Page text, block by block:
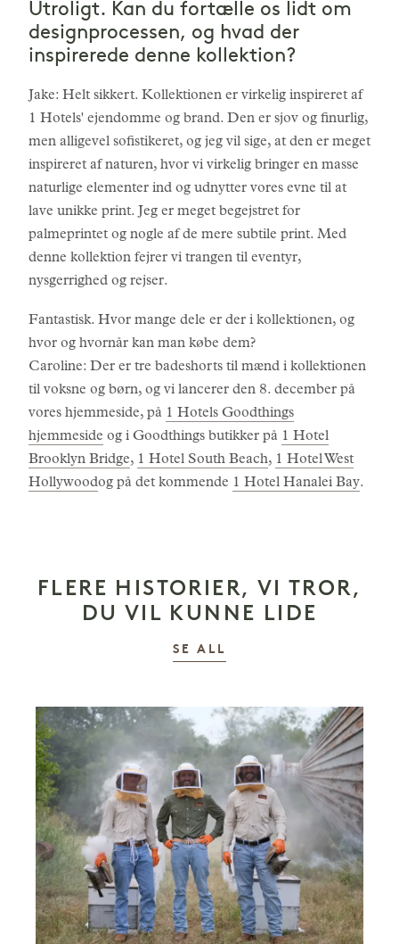
Utroligt. Kan du fortælle os lidt om
designprocessen, og hvad der
inspirerede denne kollektion?
Jake: Helt sikkert. Kollektionen er virkelig inspireret af
1 Hotels' ejendomme og brand. Den er sjov og finurlig,
men alligevel sofistikeret, og jeg vil sige, at den er meget
inspireret af naturen, hvor vi virkelig bringer en masse
naturlige elementer ind og udnytter vores evne til at
lave unikke print. Jeg er meget begejstret for
palmeprintet og nogle af de mere subtile print. Med
denne kollektion fejrer vi trangen til eventyr,
nysgerrighed og rejser.
Fantastisk. Hvor mange dele er der i kollektionen, og
hvor og hvornår kan man købe dem?
Caroline: Der er tre badeshorts til mænd i kollektionen
til voksne og børn, og vi lancerer den 8. december på
vores hjemmeside, på 1 Hotels Goodthings
hjemmeside og i Goodthings butikker på 1 Hotel
Brooklyn Bridge, 1 Hotel South Beach, 1 Hotel West
Hollywoodog på det kommende 1 Hotel Hanalei Bay.
FLERE HISTORIER, VI TROR,
DU VIL KUNNE LIDE
SE ALL